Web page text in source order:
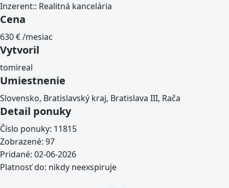
Inzerent:: Realitná kancelária
Cena
630€ /mesiac
Vytvoril
tomireal
Umiestnenie
Slovensko, Bratislavský kraj, Bratislava III, Rača
Detail ponuky
Číslo ponuky: 11815
Zobrazené: 97
Pridané: 02-06-2026
Platnosť do: nikdy neexspiruje